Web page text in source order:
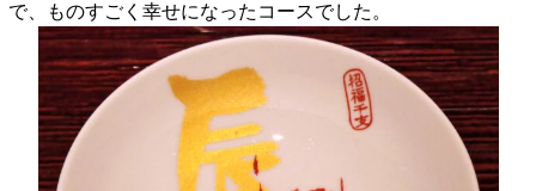
で、ものすごく幸せになったコースでした。